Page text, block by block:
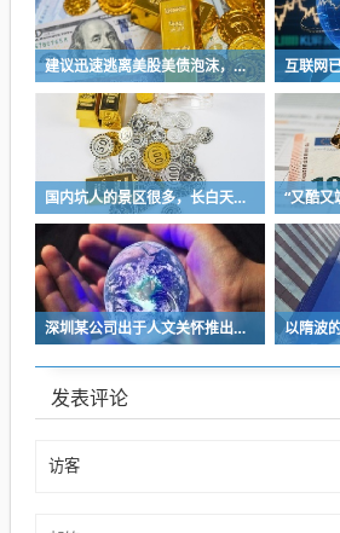
建议迅速逃离美股美债泡沫，AI正加速而非延缓其泡沫破裂
国内坑人的景区很多，长白天池只是其中被坑印象最深的那一个
深圳某公司出于人文关怀推出内部托管，结果无孩单身员工举报了，核心理由有两个
发表评论